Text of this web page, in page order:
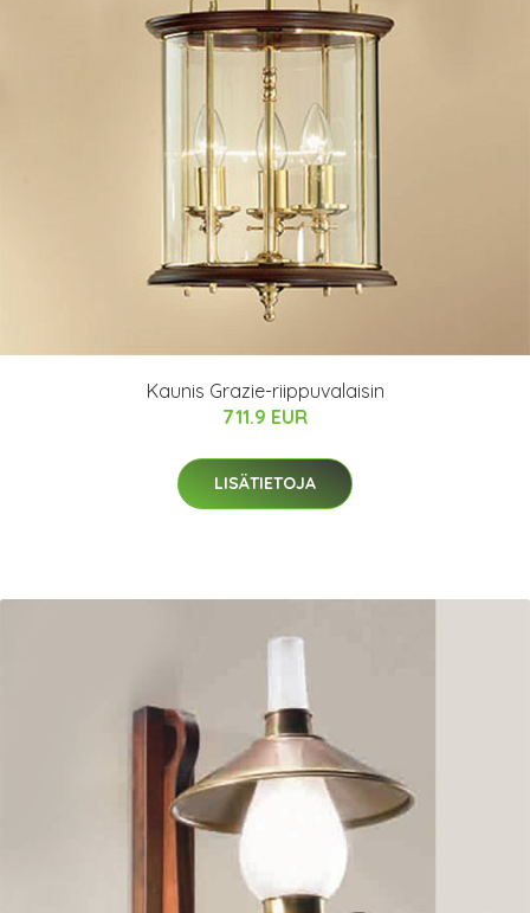
Kaunis Grazie-riippuvalaisin
711.9 EUR
LISÄTIETOJA